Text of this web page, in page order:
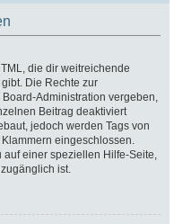
die dir weitreichende
Die Rechte zur
Administration vergeben,
Beitrag deaktiviert
jedoch werden Tags von
Klammern eingeschlossen.
auf einer speziellen Hilfe-Seite,
ist.